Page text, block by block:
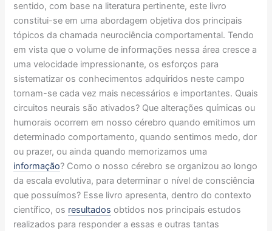
sentido, com base na literatura pertinente, este livro
constitui-se em uma abordagem objetiva dos principais
tópicos da chamada neurociência comportamental. Tendo
em vista que o volume de informações nessa área cresce a
uma velocidade impressionante, os esforços para
sistematizar os conhecimentos adquiridos neste campo
tornam-se cada vez mais necessários e importantes. Quais
circuitos neurais são ativados? Que alterações químicas ou
humorais ocorrem em nosso cérebro quando emitimos um
determinado comportamento, quando sentimos medo, dor
ou prazer, ou ainda quando memorizamos uma
informação? Como o nosso cérebro se organizou ao longo
da escala evolutiva, para determinar o nível de consciência
que possuímos? Esse livro apresenta, dentro do contexto
científico, os resultados obtidos nos principais estudos
realizados para responder a essas e outras tantas